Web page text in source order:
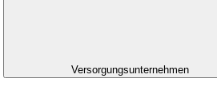
Versorgungsunternehmen